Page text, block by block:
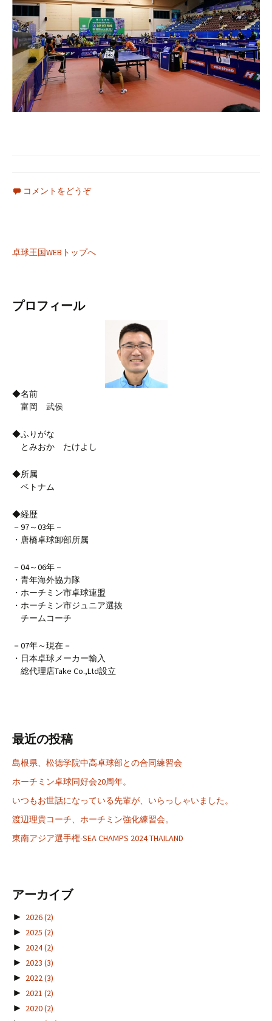
コメントをどうぞ
卓球王国WEBトップへ
プロフィール
◆名前
富岡 武侯
◆ふりがな
とみおか たけよし
◆所属
ベトナム
◆経歴
－97～03年－
・唐橋卓球卸部所属
－04～06年－
・青年海外協力隊
・ホーチミン市卓球連盟
・ホーチミン市ジュニア選抜
チームコーチ
－07年～現在－
・日本卓球メーカー輸入
総代理店Take Co.,Ltd設立
最近の投稿
島根県、松徳学院中高卓球部との合同練習会
ホーチミン卓球同好会20周年。
いつもお世話になっている先輩が、いらっしゃいました。
渡辺理貴コーチ、ホーチミン強化練習会。
東南アジア選手権-SEA CHAMPS 2024 THAILAND
アーカイブ
► 2026(2)
► 2025 (2)
► 2024(2)
► 2023 (3)
► 2022(3)
► 2021 (2)
► 2020(2)